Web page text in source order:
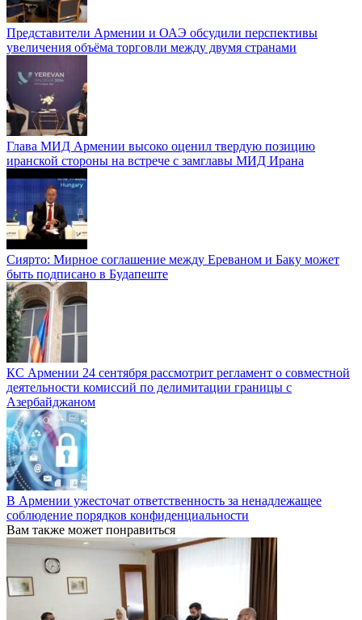
Представители Армении и ОАЭ обсудили перспективы
увеличения объёма торговли между двумя странами
Глава МИД Армении высоко оценил твердую позицию
иранской стороны на встрече с замглавы МИД Ирана
Сиярто: Мирное соглашение между Ереваном и Баку может
быть подписано в Будапеште
КС Армении 24 сентября рассмотрит регламент о совместной
деятельности комиссий по делимитации границы с
Азербайджаном
В Армении ужесточат ответственность за ненадлежащее
соблюдение порядков конфиденциальности
Вам также может понравиться